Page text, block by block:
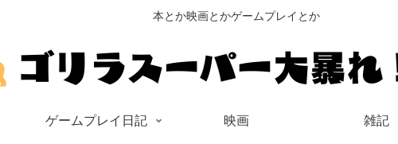
本とか映画とかゲームプレイとか
ゲームプレイ日記 映画 雑記